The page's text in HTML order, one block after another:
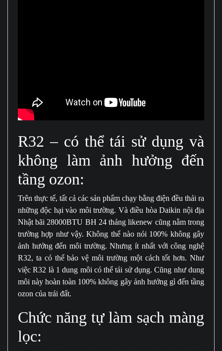
R32 – có thể tái sử dụng và
không làm ảnh hưởng đến
tầng ozon:
Trên thực tế, tất cả các sản phẩm chạy bằng điện đều thải ra
những độc hại vào môi trường. Và điều hòa Daikin nội địa
Nhật bãi 28000BTU BH 24 tháng likenew cũng nằm trong
trường hợp như vậy. Không thể nào nói 100% không gây
ảnh hưởng đến môi trường. Nhưng ít nhất với công nghệ
R32, ta có thể bảo vệ môi trường một cách tốt hơn. Như
việc R32 là 1 dung môi có thể tái sử dụng. Cũng như dung
môi này hoàn toàn 100% không gây ảnh hưởng gì đến tầng
ozon của trái đất.
Chức năng tự làm sạch màng
lọc: